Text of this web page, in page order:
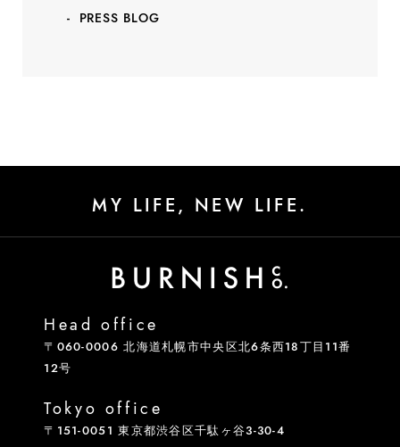
PRESS BLOG
MY LIFE, NEW LIFE.
Head office
〒060-0006 北海道札幌市中央区北6条西18丁目11番
12号
Tokyo office
〒151-0051 東京都渋谷区千駄ヶ谷3-30-4